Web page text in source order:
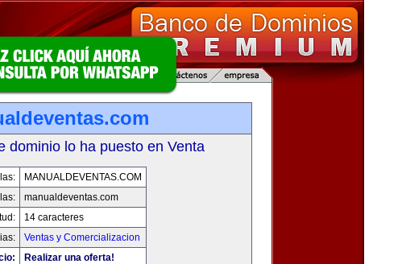
dominio lo ha puesto en Venta
MANUALDEVENTAS.COM
manualdeventas.com
14 caracteres
Ventas y Comercializacion
Realizar una oferta!